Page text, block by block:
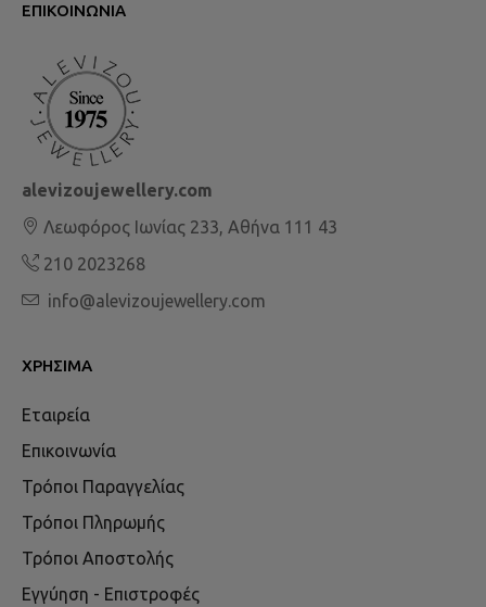
ΕΠΙΚΟΙΝΩΝΊΑ
alevizoujewellery.com
Λεωφόρος Ιωνίας 233, Αθήνα 111 43
210 2023268
info@alevizoujewellery.com
ΧΡΉΣΙΜΑ
Εταιρεία
Επικοινωνία
Τρόποι Παραγγελίας
Τρόποι Πληρωμής
Τρόποι Αποστολής
Εγγύηση - Επιστροφές